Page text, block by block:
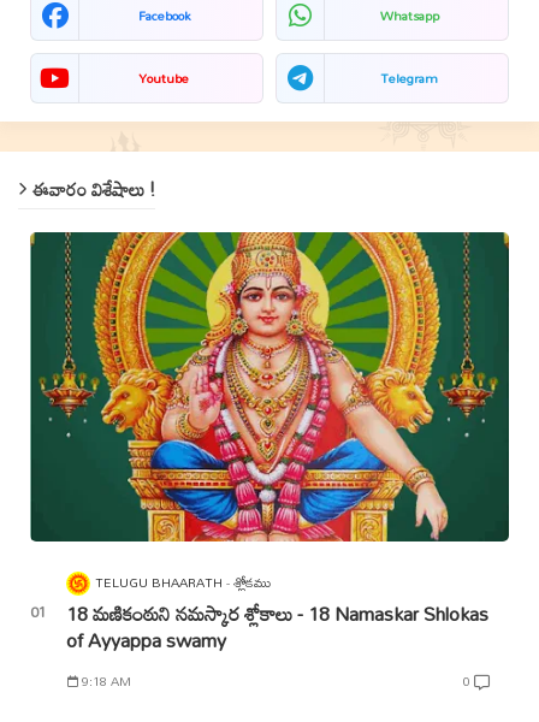
Facebook Whatsapp
Youtube Telegram
ఈవారం విశేషాలు !
TELUGU BHAARATH శ్లోకము
18 మణికంఠుని నమస్కార శ్లోకాలు - 18 Namaskar Shlokas
of Ayyappa swamy
9:18 AM 0